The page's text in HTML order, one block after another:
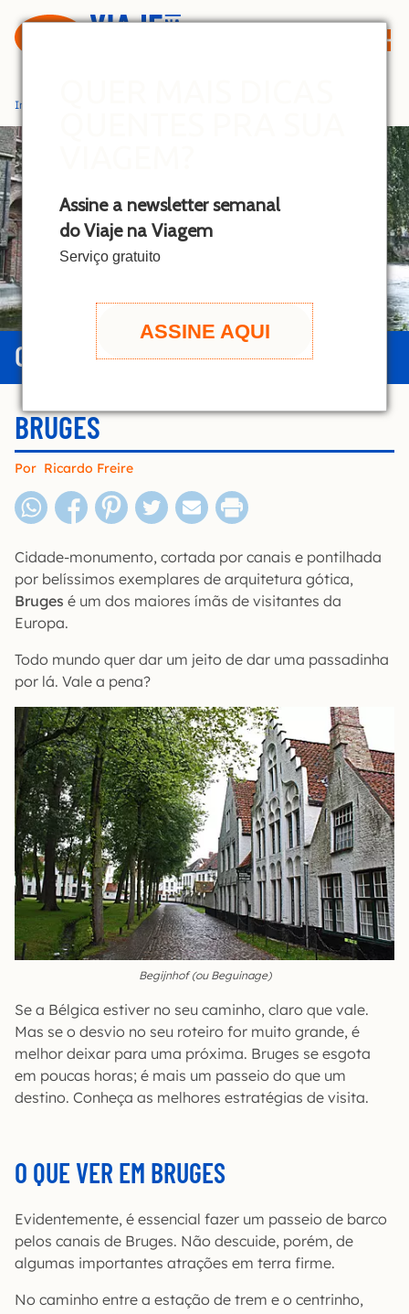
Assine a newsletter semanal
do Viaje na Viagem
Serviço gratuito
ASSINE AQUI
c
o
n
t
e
n
t
Início
GUIA DE BRUGES
BRUGES
Por Ricardo Freire
Cidade-monumento, cortada por canais e pontilhada
por belíssimos exemplares de arquitetura gótica,
Bruges é um dos maiores ímãs de visitantes da
Europa.
Todo mundo quer dar um jeito de dar uma passadinha
por lá. Vale a pena?
Begijnhof (ou Beguinage)
Se a Bélgica estiver no seu caminho, claro que vale.
Mas se o desvio no seu roteiro for muito grande, é
melhor deixar para uma próxima. Bruges se esgota
em poucas horas; é mais um passeio do que um
destino. Conheça as melhores estratégias de visita.
O QUE VER EM BRUGES
Evidentemente, é essencial fazer um passeio de barco
pelos canais de Bruges. Não descuide, porém, de
algumas importantes atrações em terra firme.
No caminho entre a estação de trem e o centrinho,